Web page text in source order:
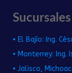
Sucursales
• El Bajío: Ing.
• Monterrey: Ing.
• Jalisco,